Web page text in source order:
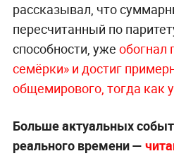
рассказывал, что
пересчитанный по
способности, уже обогнал
семёрки» и достиг
общемирового, тогда как
Больше актуальных
реального времени —